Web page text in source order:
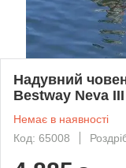
Надувний
Bestway Neva
Немає в наявності
Код: 65008